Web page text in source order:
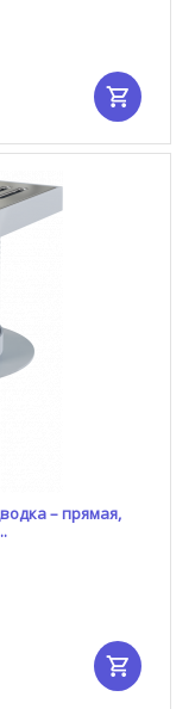
– прямая,